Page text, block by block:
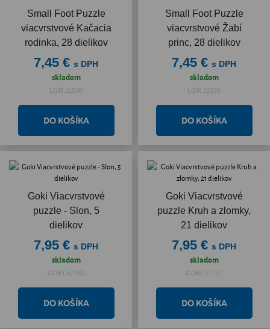
Small Foot Puzzle
viacvrstvové Kačacia
rodinka, 28 dielikov
7,45 € s DPH
skladom
LGR.11540
Small Foot Puzzle
viacvrstvové Žabí
princ, 28 dielikov
7,45 € s DPH
skladom
LGR.11539
Goki Viacvrstvové
puzzle - Slon, 5
dielikov
7,95 € s DPH
skladom
GOKI.57450
Goki Viacvrstvové
puzzle Kruh a zlomky,
21 dielikov
7,95 € s DPH
skladom
GOKI.57737